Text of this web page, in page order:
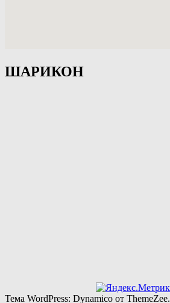
ШАРИКОН
Тема WordPress: Dynamico от ThemeZee.